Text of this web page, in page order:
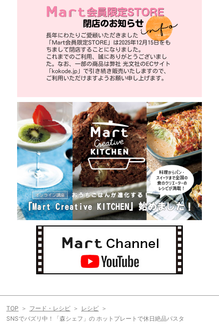
TOP フード・レシピ
レシピ
SNSでバズリ中！「森シェフ」の ホットプレートで休日絶品パスタ